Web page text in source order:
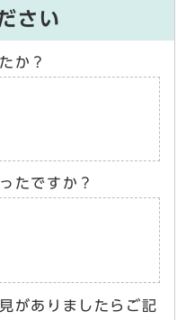
さい
か？
たですか？
がありましたらご記